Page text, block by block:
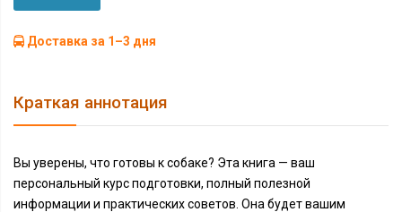
Доставка за 1–3 дня
Краткая аннотация
Вы уверены, что готовы к собаке? Эта книга — ваш
персональный курс подготовки, полный полезной
информации и практических советов. Она будет вашим